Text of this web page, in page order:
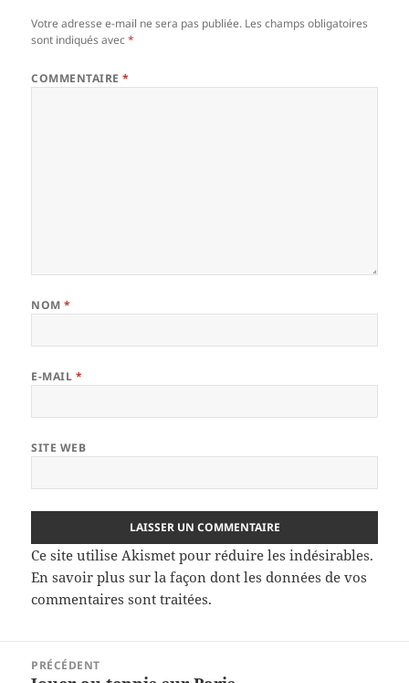
Votre adresse e-mail ne sera pas publiée. Les champs obligatoires
sont indiqués avec*
COMMENTAIRE*
NOM*
E-MAIL *
SITE WEB
Ce site utilise Akismet pour réduire les indésirables.
En savoir plus sur la façon dont les données de vos
commentaires sont traitées.
PRÉCÉDENT